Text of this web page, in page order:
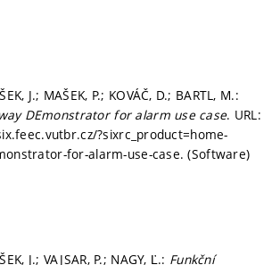
J.; MAŠEK, P.; KOVÁČ, D.; BARTL, M.:
DEmonstrator for alarm use case. URL:
?sixrc_product=home-
for-alarm-use-case. (Software)
J.; VAJSAR, P.; NAGY, Ľ.: Funkční